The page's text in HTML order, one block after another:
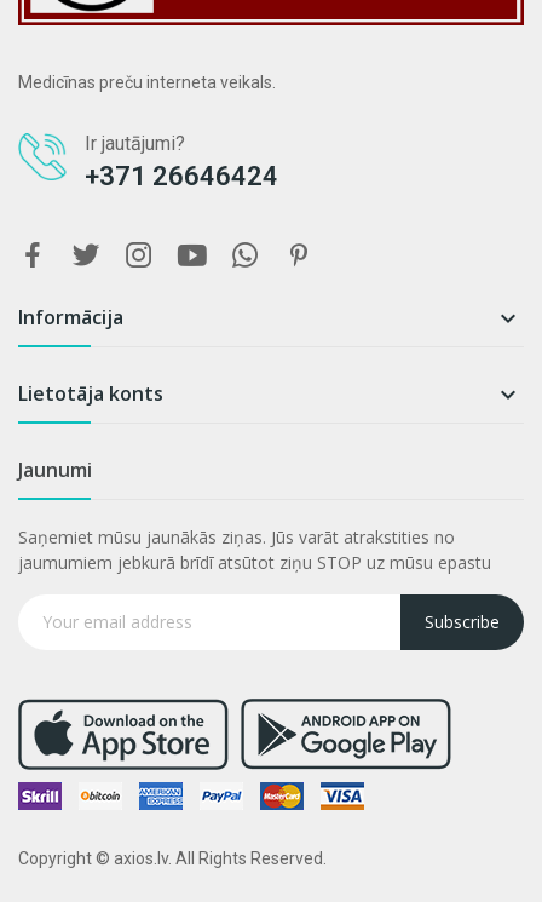
Medicīnas preču interneta veikals.
Ir jautājumi?
+371 26646424
Informācija 
Lietotāja konts 
Jaunumi
Saņemiet mūsu jaunākās ziņas. Jūs varāt atrakstities no
jaumumiem jebkurā brīdī atsūtot ziņu STOP uz mūsu epastu
Subscribe
Copyright © axios.lv. All Rights Reserved.